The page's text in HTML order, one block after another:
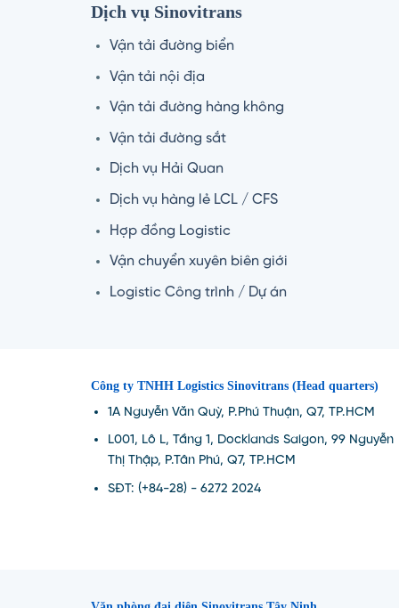
Dịch vụ Sinovitrans
Vận tải đường biển
Vận tải nội địa
Vận tải đường hàng không
Vận tải đường sắt
Dịch vụ Hải Quan
Dịch vụ hàng lẻ LCL / CFS
Hợp đồng Logistic
Vận chuyển xuyên biên giới
Logistic Công trình / Dự án
Công ty TNHH Logistics Sinovitrans (Head quarters)
1A Nguyễn Văn Quỳ, P.Phú Thuận, Q7, TP.HCM
L001, Lô L, Tầng 1, Docklands Saigon, 99 Nguyễn
Thị Thập, P.Tân Phú, Q7, TP.HCM
SĐT: (+84-28) - 6272 2024